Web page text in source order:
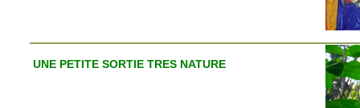
UNE PETITE SORTIE TRES NATURE